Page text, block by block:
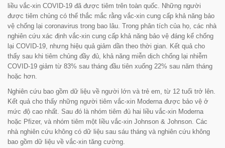
liều vắc-xin COVID-19 đã được tiêm trên toàn quốc. Những người
được tiêm chủng có thể thắc mắc rằng vắc-xin cung cấp khả năng bảo
vệ chống lại coronavirus trong bao lâu. Trong phân tích của họ, các nhà
nghiên cứu xác định vắc-xin cung cấp khả năng bảo vệ đáng kể chống
lại COVID-19, nhưng hiệu quả giảm dần theo thời gian. Kết quả cho
thấy sau khi tiêm chủng đầy đủ, khả năng miễn dịch chống lại nhiễm
COVID-19 giảm từ 83% sau tháng đầu tiên xuống 22% sau năm tháng
hoặc hơn.
Nghiên cứu bao gồm dữ liệu về người lớn và trẻ em, từ 12 tuổi trở lên.
Kết quả cho thấy những người tiêm vắc-xin Moderna được bảo vệ ở
mức độ cao nhất. Sau đó là nhóm tiêm đủ hai liều vắc-xin Moderna
hoặc Pfizer, và nhóm tiêm một liều vắc-xin Johnson & Johnson. Các
nhà nghiên cứu không có dữ liệu sau sáu tháng và nghiên cứu không
bao gồm dữ liệu về vắc-xin tăng cường.